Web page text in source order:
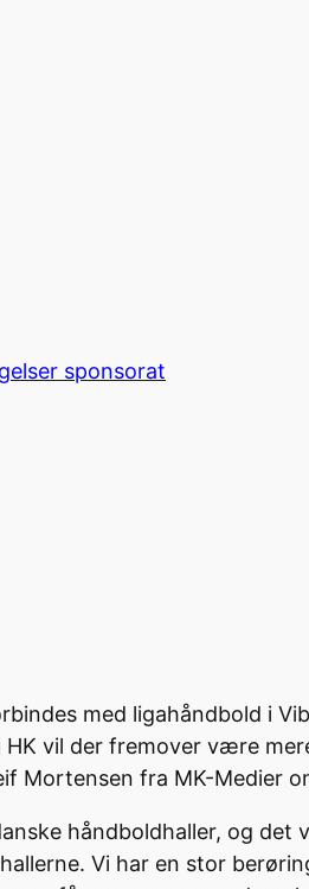
sponsorat
med ligahåndbold i
vil der fremover være
Mortensen fra MK-Medier
håndboldhaller, og
Vi har en stor